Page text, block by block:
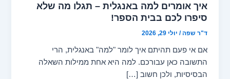
איך אומרים למה באנגלית – תגלו מה שלא
סיפרו לכם בבית הספר!
ד"ר שפה/ יולי 29, 2026
אם אי פעם תהיתם איך לומר "למה" באנגלית, הרי
התשובה כאן עבורכם. למה היא אחת ממילות השאלה
הבסיסיות, ולכן חשוב […]